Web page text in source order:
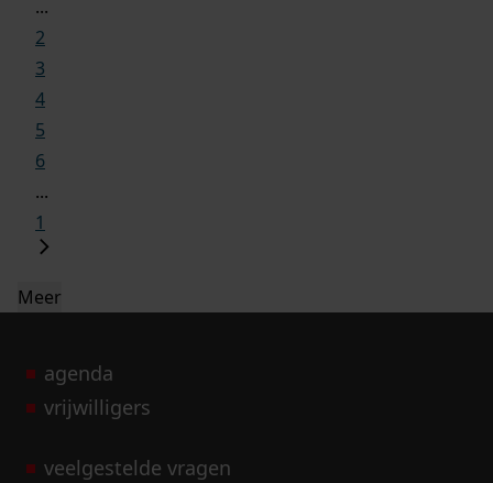
...
2
3
4
5
6
...
1
Meer
agenda
vrijwilligers
veelgestelde vragen